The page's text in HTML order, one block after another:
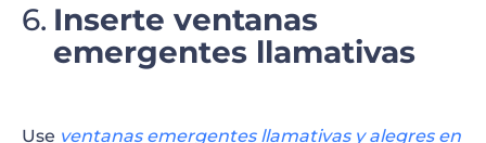
Inserte ventanas
emergentes llamativas
Use ventanas emergentes llamativas y alegres en